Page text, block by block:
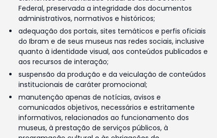
Federal, preservada a integridade dos documentos
administrativos, normativos e históricos;
adequação dos portais, sites temáticos e perfis oficiais
do Ibram e de seus museus nas redes sociais, inclusive
quanto à identidade visual, aos conteúdos publicados e
aos recursos de interação;
suspensão da produção e da veiculação de conteúdos
institucionais de caráter promocional;
manutenção apenas de notícias, avisos e
comunicados objetivos, necessários e estritamente
informativos, relacionados ao funcionamento dos
museus, à prestação de serviços públicos, à